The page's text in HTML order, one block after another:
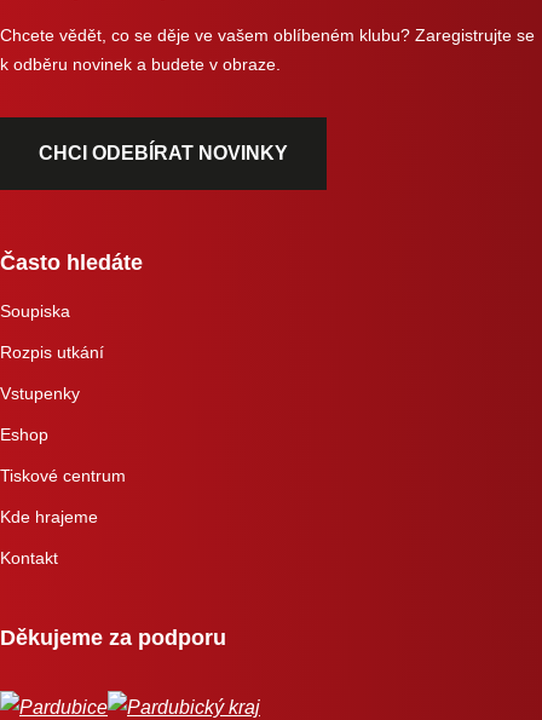
Chcete vědět, co se děje ve vašem oblíbeném klubu? Zaregistrujte se
k odběru novinek a budete v obraze.
CHCI ODEBÍRAT NOVINKY
Často hledáte
Soupiska
Rozpis utkání
Vstupenky
Eshop
Tiskové centrum
Kde hrajeme
Kontakt
Děkujeme za podporu